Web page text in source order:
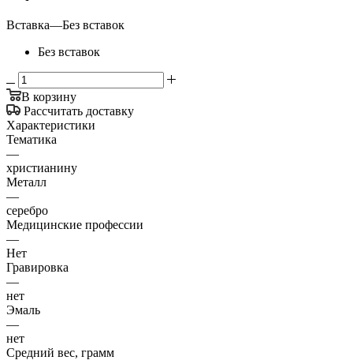
Вставка—Без вставок
Без вставок
В корзину
Рассчитать доставку
Характеристики
Тематика
—
христианину
Металл
—
серебро
Медицинские профессии
—
Нет
Гравировка
—
нет
Эмаль
—
нет
Средний вес, грамм